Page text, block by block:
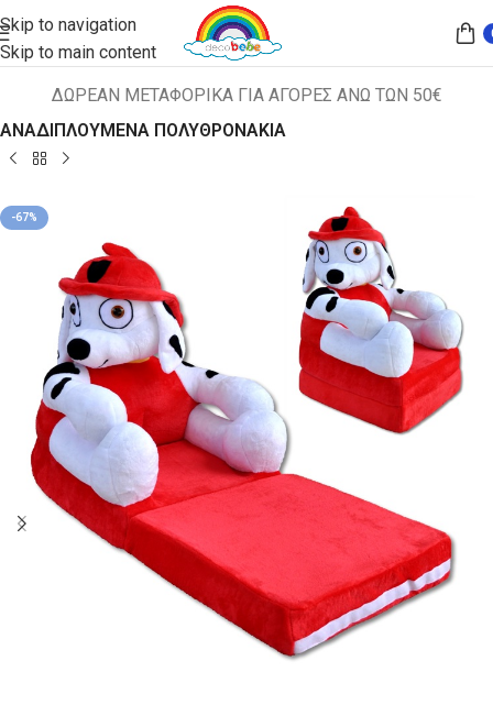
Skip to navigation
Skip to main content
ΔΩΡΕΑΝ ΜΕΤΑΦΟΡΙΚΑ ΓΙΑ ΑΓΟΡΕΣ ΑΝΩ ΤΩΝ 50€
Αρχική σελίδα ΠΑΙΔΙΚΑ ΚΑΘΙΣΜΑΤΑ
ΑΝΑΔΙΠΛΟΥΜΕΝΑ ΠΟΛΥΘΡΟΝΑΚΙΑ
-67%